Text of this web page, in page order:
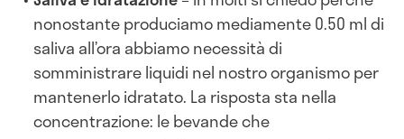
nonostante produciamo mediamente 0.50 ml di
saliva all’ora abbiamo necessità di
somministrare liquidi nel nostro organismo per
mantenerlo idratato. La risposta sta nella
concentrazione: le bevande che